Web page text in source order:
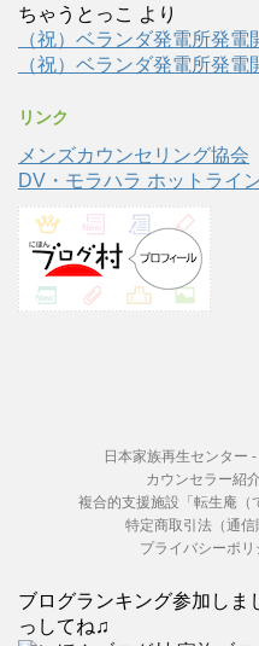
ちゃうとっこ より
（祝）ベランダ発電所発電
（祝）ベランダ発電所発電
リンク
メンズカウンセリング協会
DV・モラハラ ホットライ
日本家族再生センター
カウンセラー紹
複合的支援施設「転生庵（
特定商取引法（通
プライバシーポリ
ブログランキング参加しま
っしてね♫